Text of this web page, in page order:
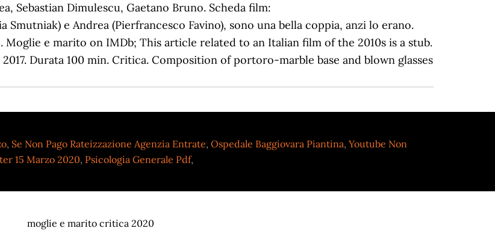
Sebastian Dimulescu, Gaetano Bruno. Scheda film:
e Andrea (Pierfrancesco Favino), sono una bella coppia, anzi lo erano.
e marito on IMDb; This article related to an Italian film of the 2010s is a stub.
Durata 100 min. Critica. Composition of portoro-marble base and blown glasses
, Se Non Pago Rateizzazione Agenzia Entrate, Ospedale Baggiovara Piantina, Youtube Non
15 Marzo 2020, Psicologia Generale Pdf,
moglie e marito critica 2020